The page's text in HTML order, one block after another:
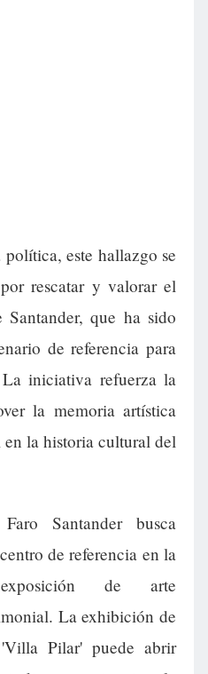
este hallazgo se
rescatar y valorar el
que ha sido
de referencia para
La iniciativa refuerza la
la memoria artística
la historia cultural del
Santander busca
de referencia en la
de arte
La exhibición de
Pilar' puede abrir